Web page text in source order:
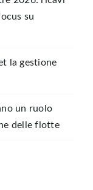
su
la gestione
un ruolo
delle flotte